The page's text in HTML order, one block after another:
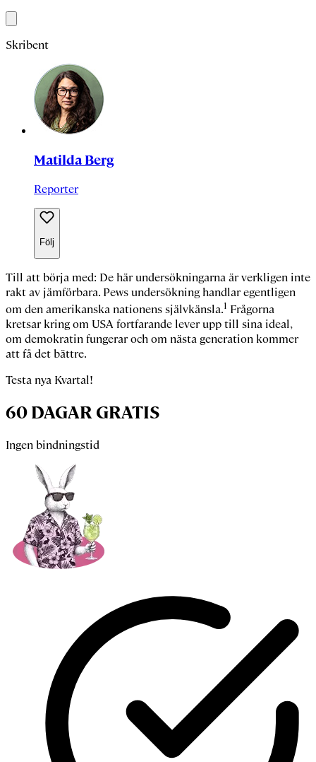
Skribent
Matilda Berg
Reporter
Följ
Till att börja med: De här undersökningarna är verkligen inte
rakt av jämförbara. Pews undersökning handlar egentligen
om den amerikanska nationens självkänsla.1 Frågorna
kretsar kring om USA fortfarande lever upp till sina ideal,
om demokratin fungerar och om nästa generation kommer
att få det bättre.
Testa nya Kvartal!
60 DAGAR GRATIS
Ingen bindningstid